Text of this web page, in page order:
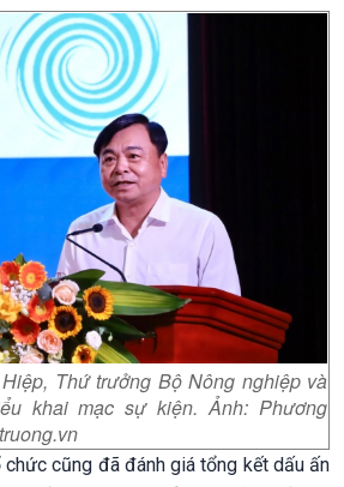
Thứ trưởng Bộ Nông nghiệp và
khai mạc sự kiện. Ảnh: Phương
chức cũng đã đánh giá tổng kết dấu ấn